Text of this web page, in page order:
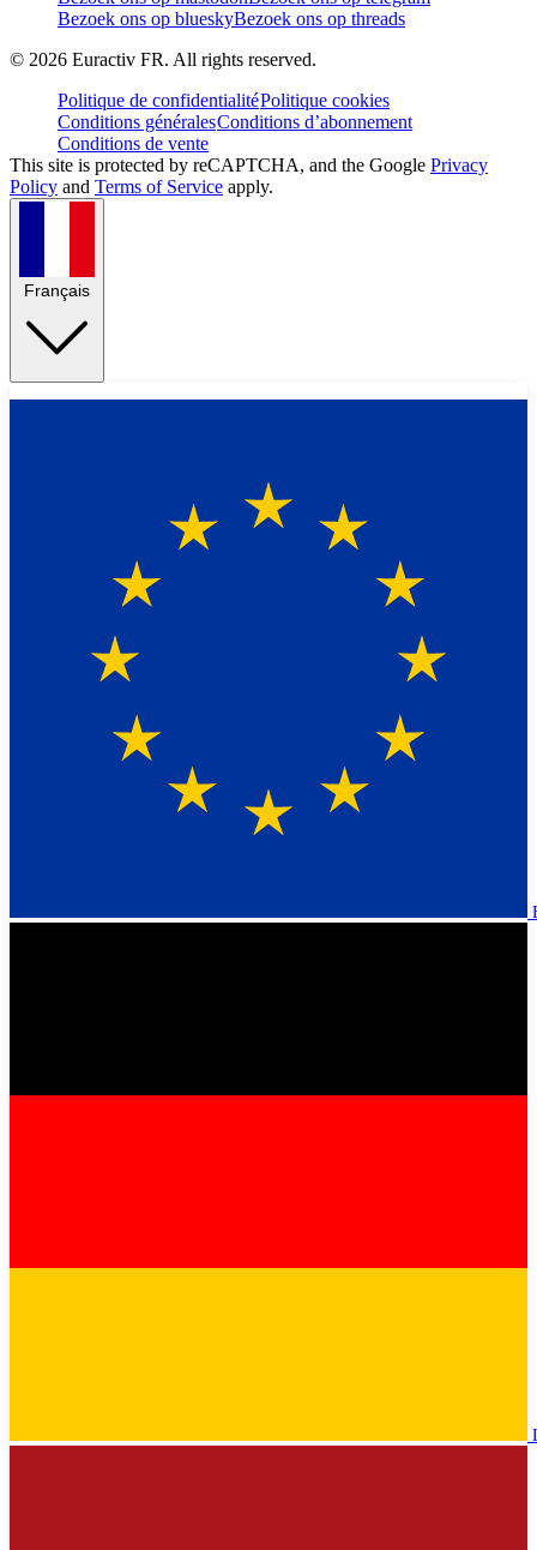
Bezoek ons op blueskyBezoek ons op threads
© 2026 Euractiv FR. All rights reserved.
Politique de confidentialitéPolitique cookies
Conditions généralesConditions d’abonnement
Conditions de vente
This site is protected by reCAPTCHA, and the Google Privacy
Policy and Terms of Service apply.
Français